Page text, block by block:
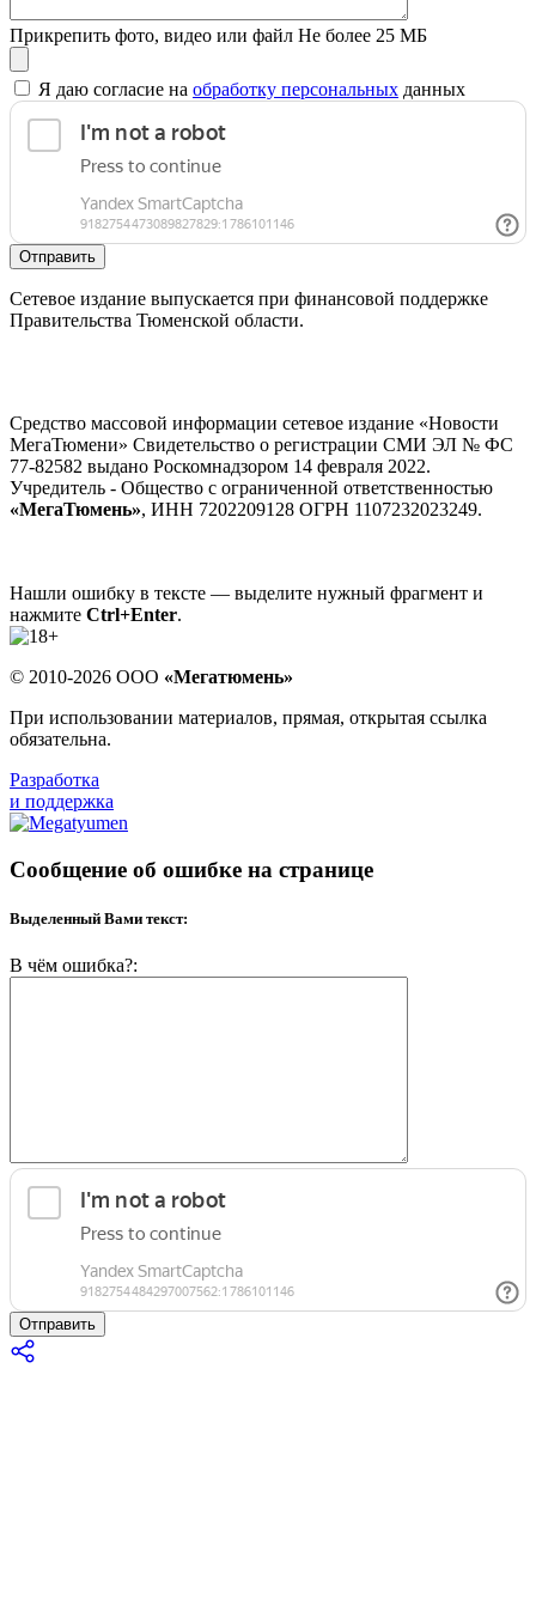
Прикрепить фото, видео или файл Не более 25 МБ
Я даю согласие на обработку персональных данных
Отправить
Сетевое издание выпускается при финансовой поддержке
Правительства Тюменской области.
Средство массовой информации сетевое издание «Новости
МегаТюмени» Свидетельство о регистрации СМИ ЭЛ № ФС
77-82582 выдано Роскомнадзором 14 февраля 2022.
Учредитель - Общество с ограниченной ответственностью
«МегаТюмень», ИНН 7202209128 ОГРН 1107232023249.
Нашли ошибку в тексте — выделите нужный фрагмент и
нажмите Ctrl+Enter.
© 2010-2026 ООО «Мегатюмень»
При использовании материалов, прямая, открытая ссылка
обязательна.
Разработка
и поддержка
Сообщение об ошибке на странице
Выделенный Вами текст:
В чём ошибка?:
Отправить